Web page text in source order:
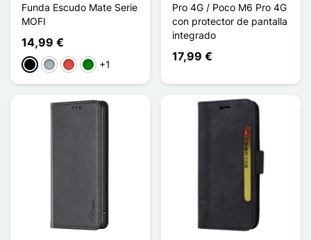
Funda Escudo Mate Serie
MOFI
14,99 €
NegroGris RojoVerde
+1
Pro 4G / Poco M6 Pro 4G
con protector de pantalla
integrado
17,99 €